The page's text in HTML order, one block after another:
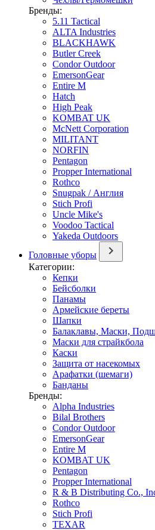
Бренды:
5.11 Tactical
ALTA Industries
BLACKHAWK
Butler Creek
Condor Outdoor
EmersonGear
Entire M
Hatch
High Peak
KOMBAT UK
McNett Corporation
MILITANT
NORFIN
Pentagon
Propper International
Rothco
Snugpak / Англия
Stich Profi
Uncle Mike's
Voodoo Tactical
Yakeda Outdoors
Головные уборы
Категории:
Кепки
Бейсболки
Панамы
Армейские береты
Шапки
Балаклавы, Маски,
Маски для страйкбола
Каски
Защита от насекомых
Арафатки (шемаги)
Банданы
Бренды:
Alpha Industries
Bilal Brothers
Condor Outdoor
EmersonGear
Entire M
KOMBAT UK
Pentagon
Propper International
R & B Distributing Co.,
Rothco
Stich Profi
TEXAR